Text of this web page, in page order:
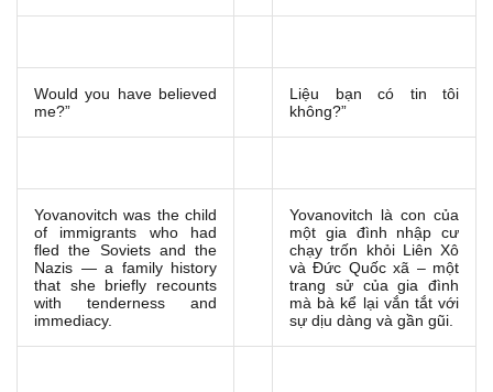
Would you have believed
me?”
Liệu bạn có tin tôi
không?”
Yovanovitch was the child
of immigrants who had
fled the Soviets and the
Nazis — a family history
that she briefly recounts
with tenderness and
immediacy.
Yovanovitch là con của
một gia đình nhập cư
chạy trốn khỏi Liên Xô
và Đức Quốc xã – một
trang sử của gia đình
mà bà kể lại vắn tắt với
sự dịu dàng và gần gũi.